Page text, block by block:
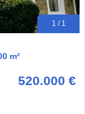
1 / 1
m²
520.000 €